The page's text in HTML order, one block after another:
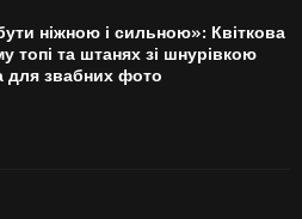
ніжною і сильною»: Квіткова
топі та штанях зі шнурівкою
для звабних фото